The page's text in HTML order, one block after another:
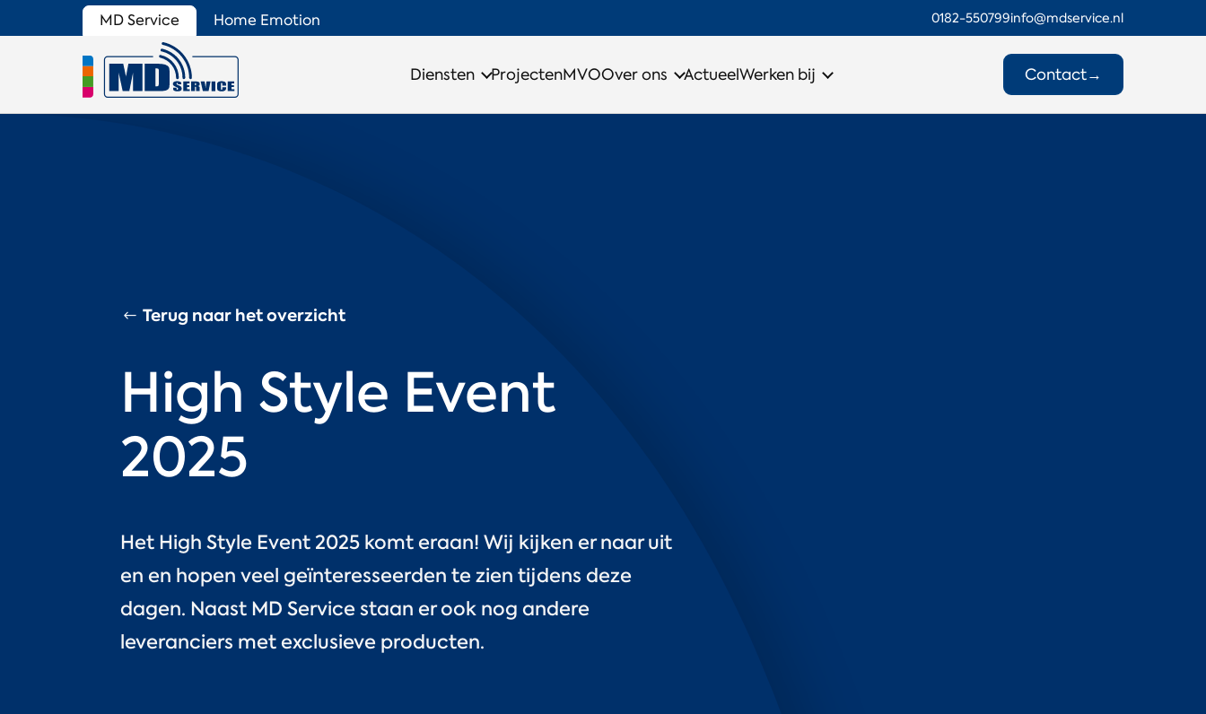
MD Service Home Emotion 0182-550799info@mdservice.nl
Diensten ProjectenMVOOver ons ActueelWerken bij Contact→
Terug naar het overzicht
High Style Event
2025
Het High Style Event 2025 komt eraan! Wij kijken er naar uit
en en hopen veel geïnteresseerden te zien tijdens deze
dagen. Naast MD Service staan er ook nog andere
leveranciers met exclusieve producten.